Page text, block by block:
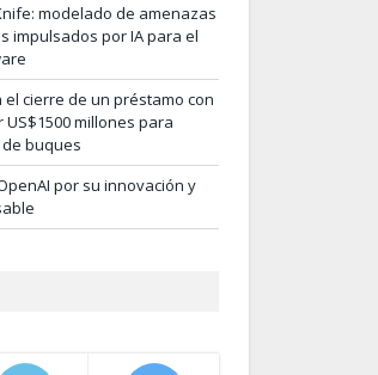
modelado de amenazas
impulsados por IA para el
cierre de un préstamo con
millones para
buques
por su innovación y